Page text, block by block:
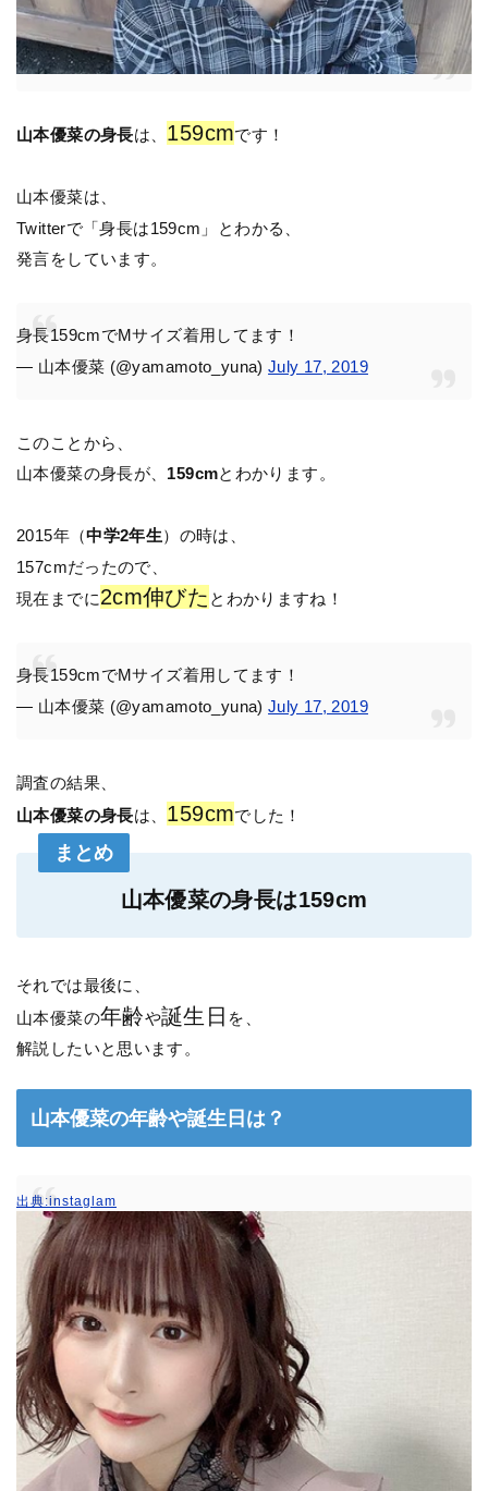
山本優菜の身長は、 159cmです！
山本優菜は、
Twitterで「身長は159cm」とわかる、
発言をしています。
身長159cmでMサイズ着用してます！
— 山本優菜 (@yamamoto_yuna)July 17, 2019
このことから、
山本優菜の身長が、 159cmとわかります。
2015年（中学2年生）の時は、
157cmだったので、
現在までに2cm伸びた とわかりますね！
身長159cmでMサイズ着用してます！
— 山本優菜 (@yamamoto_yuna)July 17, 2019
調査の結果、
山本優菜の身長は、 159cmでした！
まとめ
山本優菜の身長は159cm
それでは最後に、
山本優菜の年齢や誕生日 を、
解説したいと思います。
山本優菜の年齢や誕生日は？
出典:instaglam